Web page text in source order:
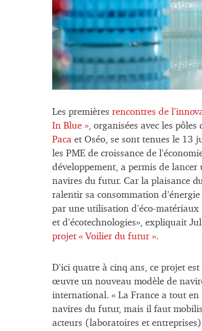
Les premières rencontres de
In Blue », organisées avec les
Paca et Oséo, se sont tenues le 13
les PME de croissance de
développement, a permis de
navires du futur. Car la plaisance
ralentir sa consommation
par une utilisation d’éco-matériaux
et d’écotechnologies», expliquait
projet « Voilier du futur ».
D’ici quatre à cinq ans, ce projet
œuvre un nouveau modèle de
international. « La France a tout en
navires du futur, mais il faut
acteurs (laboratoires et